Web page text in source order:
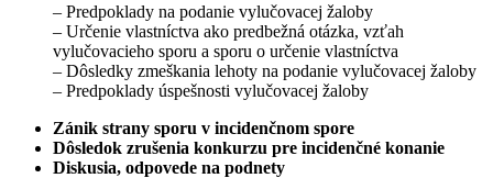
– Predpoklady na podanie vylučovacej žaloby
– Určenie vlastníctva ako predbežná otázka, vzťah
vylučovacieho sporu a sporu o určenie vlastníctva
– Dôsledky zmeškania lehoty na podanie vylučovacej žaloby
– Predpoklady úspešnosti vylučovacej žaloby
Zánik strany sporu v incidenčnom spore
Dôsledok zrušenia konkurzu pre incidenčné konanie
Diskusia, odpovede na podnety